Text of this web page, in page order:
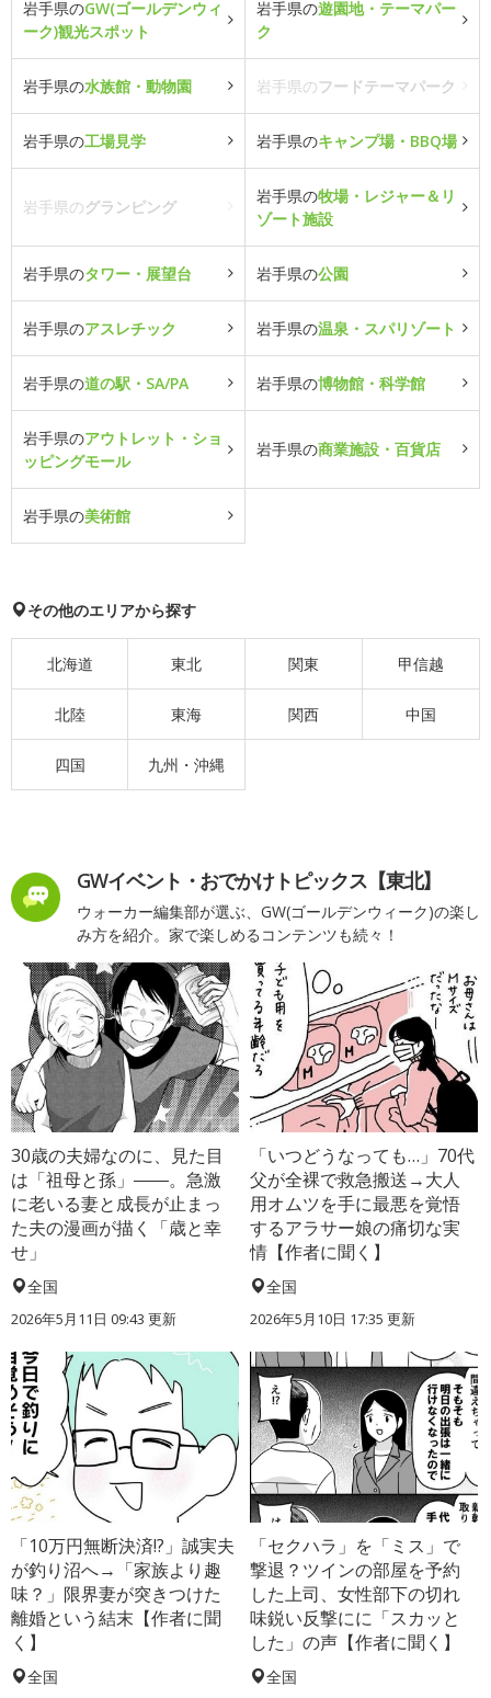
岩手県のGW(ゴールデンウィ
ーク)観光スポット
岩手県の遊園地・テーマパー
ク
岩手県の水族館・動物園 岩手県のフードテーマパーク
岩手県の工場見学 岩手県のキャンプ場・BBQ場
岩手県のグランピング
岩手県の牧場・レジャー＆リ
ゾート施設
岩手県のタワー・展望台 岩手県の公園
岩手県のアスレチック 岩手県の温泉・スパリゾート
岩手県の道の駅・SA/PA 岩手県の博物館・科学館
岩手県のアウトレット・ショ
ッピングモール
岩手県の商業施設・百貨店
岩手県の美術館
その他のエリアから探す
北海道 東北 関東 甲信越
北陸 東海 関西 中国
四国 九州・沖縄
GWイベント・おでかけトピックス【東北】
ウォーカー編集部が選ぶ、GW(ゴールデンウィーク)の楽し
み方を紹介。家で楽しめるコンテンツも続々！
30歳の夫婦なのに、見た目
は「祖母と孫」――。急激
に老いる妻と成長が止まっ
た夫の漫画が描く「歳と幸
せ」
全国
2026年5月11日 09:43 更新
「いつどうなっても…」70代
父が全裸で救急搬送→大人
用オムツを手に最悪を覚悟
するアラサー娘の痛切な実
情【作者に聞く】
全国
2026年5月10日 17:35 更新
「10万円無断決済!?」誠実夫
が釣り沼へ→「家族より趣
味？」限界妻が突きつけた
離婚という結末【作者に聞
く】
全国
「セクハラ」を「ミス」で
撃退？ツインの部屋を予約
した上司、女性部下の切れ
味鋭い反撃にに「スカッと
した」の声【作者に聞く】
全国